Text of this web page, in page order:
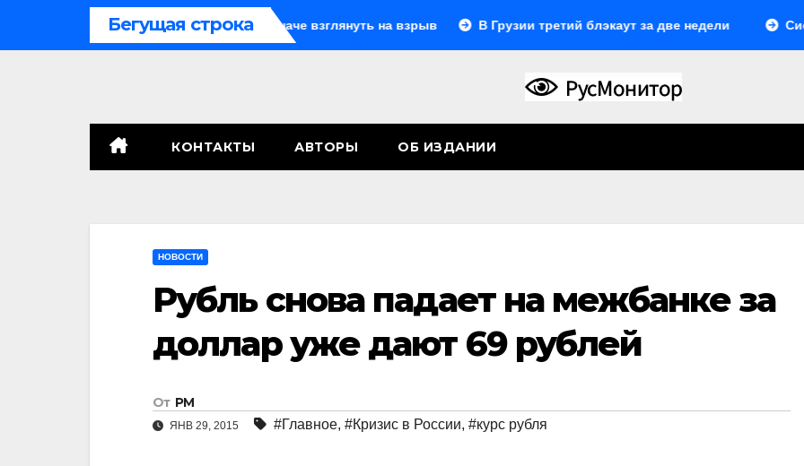
Бегущая строка
Секретные похороны заставляют иначе взглянуть на взрыв В Грузии третий блэкаут за две недели
КОНТАКТЫ АВТОРЫ ОБ ИЗДАНИИ
НОВОСТИ
Рубль снова падает на межбанке за
доллар уже дают 69 рублей
От РМ
ЯНВ 29, 2015 #Главное, #Кризис в России, #курс рубля